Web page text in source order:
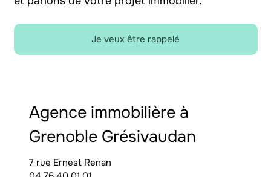
Je veux être rappelé
Agence immobilière à
Grenoble Grésivaudan
7 rue Ernest Renan